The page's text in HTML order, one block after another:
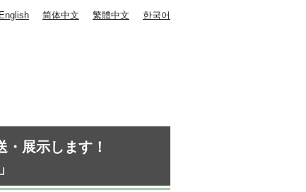
English 简体中文 繁體中文 한국어
展示します！